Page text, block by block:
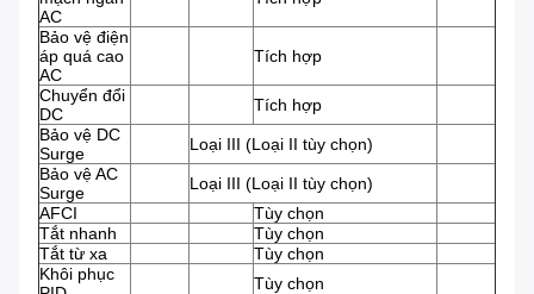
AC
Bảo vệ điện
áp quá cao
AC
Tích hợp
Chuyển đổi
DC
Tích hợp
Bảo vệ DC
Surge
Loại III (Loại II tùy chọn)
Bảo vệ AC
Surge
Loại III (Loại II tùy chọn)
AFCI
Tùy chọn
Tắt nhanh
Tùy chọn
Tắt từ xa
Tùy chọn
Khôi phục
Tùy chọn